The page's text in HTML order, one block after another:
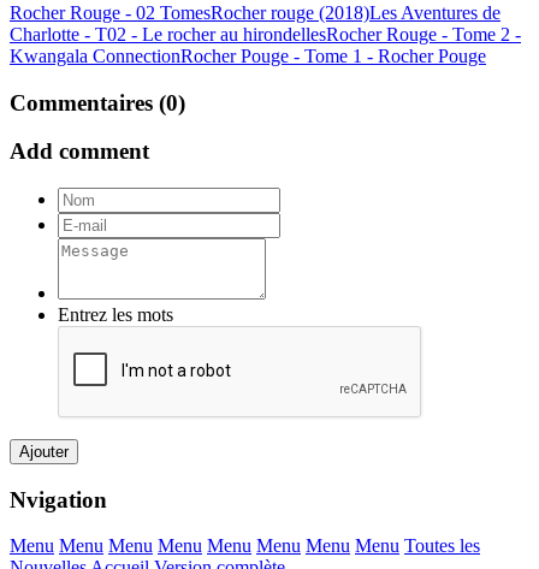
Rocher Rouge - 02 TomesRocher rouge (2018)Les Aventures de
Charlotte - T02 - Le rocher au hirondellesRocher Rouge - Tome 2 -
Kwangala ConnectionRocher Pouge - Tome 1 - Rocher Pouge
Commentaires (0)
Add comment
Entrez les mots
Ajouter
Nvigation
Menu Menu Menu Menu Menu Menu Menu Menu Toutes les